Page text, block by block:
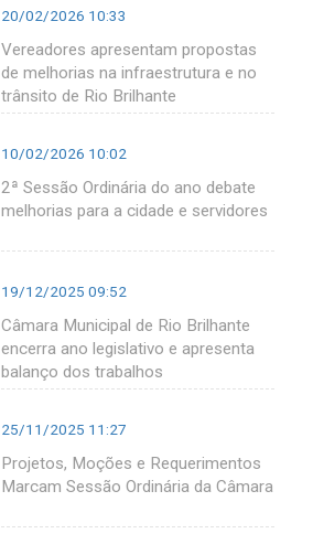
20/02/2026 10:33
Vereadores apresentam propostas
de melhorias na infraestrutura e no
trânsito de Rio Brilhante
10/02/2026 10:02
2ª Sessão Ordinária do ano debate
melhorias para a cidade e servidores
19/12/2025 09:52
Câmara Municipal de Rio Brilhante
encerra ano legislativo e apresenta
balanço dos trabalhos
25/11/2025 11:27
Projetos, Moções e Requerimentos
Marcam Sessão Ordinária da Câmara